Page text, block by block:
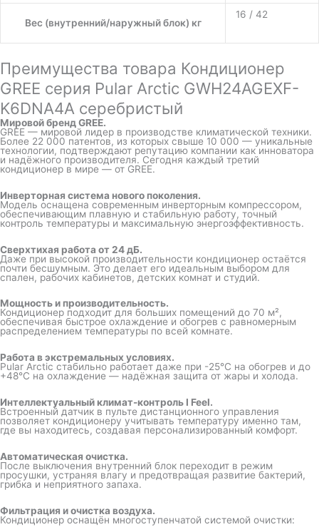
Вес (внутренний/наружный блок) кг
16 / 42
Преимущества товара Кондиционер
GREE серия Pular Arctic GWH24AGEXF-
K6DNA4A серебристый
Мировой бренд GREE.
GREE — мировой лидер в производстве климатической техники.
Более 22 000 патентов, из которых свыше 10 000 — уникальные
технологии, подтверждают репутацию компании как инноватора
и надёжного производителя. Сегодня каждый третий
кондиционер в мире — от GREE.
Инверторная система нового поколения.
Модель оснащена современным инверторным компрессором,
обеспечивающим плавную и стабильную работу, точный
контроль температуры и максимальную энергоэффективность.
Сверхтихая работа от 24 дБ.
Даже при высокой производительности кондиционер остаётся
почти бесшумным. Это делает его идеальным выбором для
спален, рабочих кабинетов, детских комнат и студий.
Мощность и производительность.
Кондиционер подходит для больших помещений до 70 м²,
обеспечивая быстрое охлаждение и обогрев с равномерным
распределением температуры по всей комнате.
Работа в экстремальных условиях.
Pular Arctic стабильно работает даже при -25°C на обогрев и до
+48°C на охлаждение — надёжная защита от жары и холода.
Интеллектуальный климат-контроль I Feel.
Встроенный датчик в пульте дистанционного управления
позволяет кондиционеру учитывать температуру именно там,
где вы находитесь, создавая персонализированный комфорт.
Автоматическая очистка.
После выключения внутренний блок переходит в режим
просушки, устраняя влагу и предотвращая развитие бактерий,
грибка и неприятного запаха.
Фильтрация и очистка воздуха.
Кондиционер оснащён многоступенчатой системой очистки: